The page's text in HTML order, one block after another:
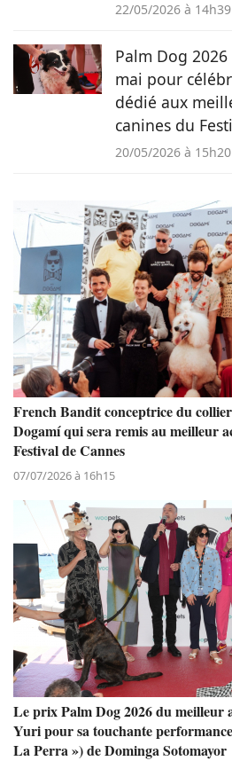
22/05/2026 à 14h39
Palm Dog
mai pour
dédié aux
canines du
20/05/2026 à 15h20
French Bandit conceptrice du
Dogamí qui sera remis au meilleur
Festival de Cannes
07/07/2026 à 16h15
Le prix Palm Dog 2026 du meilleur
Yuri pour sa touchante
La Perra ») de Dominga Sotomayor